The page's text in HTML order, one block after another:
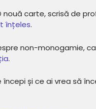
carte, scrisă de
înțeles.
non-monogamie,
.
începi și ce ai vrea să